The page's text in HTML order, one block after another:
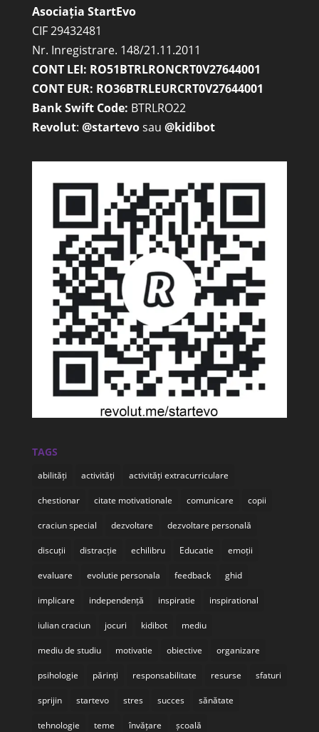
Asociația StartEvo
CIF 29432481
Nr. Inregistrare. 148/21.11.2011
CONT LEI: RO51BTRLRONCRT0V27644001
CONT EUR: RO36BTRLEURCRT0V27644001
Bank Swift Code: BTRLRO22
Revolut: @startevosau @kidibot
TAGS
abilități activități activități extracurriculare
chestionar citate motivationale comunicare copii
craciun special dezvoltare dezvoltare personală
discuții distracție echilibru Educatie emoții
evaluare evolutie personala feedback ghid
implicare independență inspiratie inspirational
iulian craciun jocuri kidibot mediu
mediu de studiu motivatie obiective organizare
psihologie părinți responsabilitate resurse sfaturi
sprijin startevo stres succes sănătate
tehnologie teme învățare școală